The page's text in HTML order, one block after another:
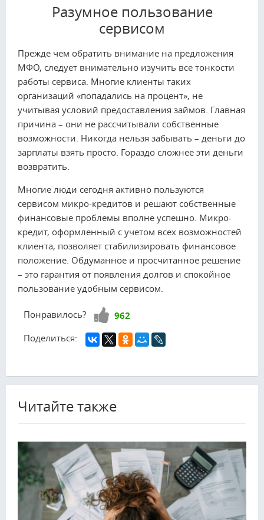
Разумное пользование
сервисом
Прежде чем обратить внимание на предложения
МФО, следует внимательно изучить все тонкости
работы сервиса. Многие клиенты таких
организаций «попадались на процент», не
учитывая условий предоставления займов. Главная
причина – они не рассчитывали собственные
возможности. Никогда нельзя забывать – деньги до
зарплаты взять просто. Гораздо сложнее эти деньги
возвратить.
Многие люди сегодня активно пользуются
сервисом микро-кредитов и решают собственные
финансовые проблемы вполне успешно. Микро-
кредит, оформленный с учетом всех возможностей
клиента, позволяет стабилизировать финансовое
положение. Обдуманное и просчитанное решение
– это гарантия от появления долгов и спокойное
пользование удобным сервисом.
Понравилось? Нравится!
962
Поделиться:
Читайте также